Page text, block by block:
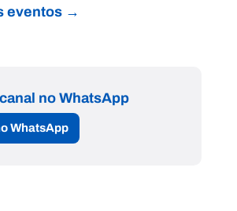
eventos →
no WhatsApp
WhatsApp